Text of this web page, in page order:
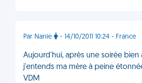
Par Nanie - 14/10/2011 10:24 - France
Aujourd'hui, après une soirée bien
j'entends ma mère à peine
VDM